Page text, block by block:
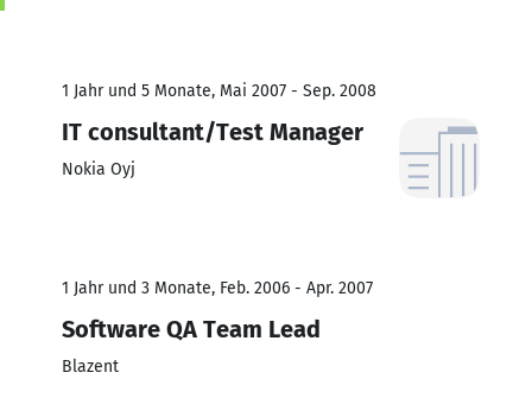
1 Jahr und 5 Monate, Mai 2007 - Sep. 2008
IT consultant/Test Manager
Nokia Oyj
1 Jahr und 3 Monate, Feb. 2006 - Apr. 2007
Software QA Team Lead
Blazent